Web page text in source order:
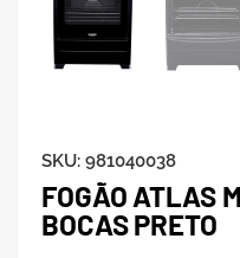
SKU: 981040038
FOGÃO ATLAS
BOCAS PRETO